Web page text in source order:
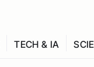
TECH & IA